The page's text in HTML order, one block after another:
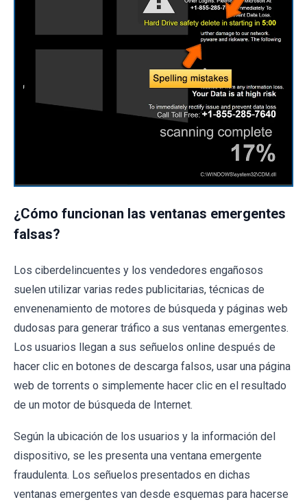
¿Cómo funcionan las ventanas emergentes
falsas?
Los ciberdelincuentes y los vendedores engañosos
suelen utilizar varias redes publicitarias, técnicas de
envenenamiento de motores de búsqueda y páginas web
dudosas para generar tráfico a sus ventanas emergentes.
Los usuarios llegan a sus señuelos online después de
hacer clic en botones de descarga falsos, usar una página
web de torrents o simplemente hacer clic en el resultado
de un motor de búsqueda de Internet.
Según la ubicación de los usuarios y la información del
dispositivo, se les presenta una ventana emergente
fraudulenta. Los señuelos presentados en dichas
ventanas emergentes van desde esquemas para hacerse